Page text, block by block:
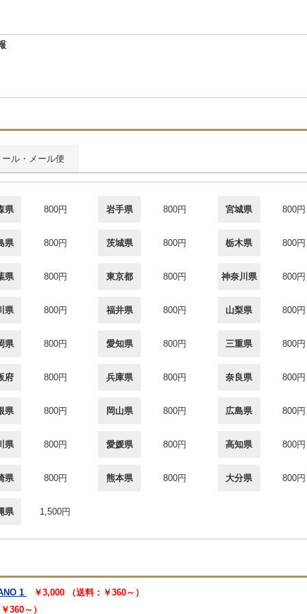
ル・メール便
県 800円 岩手県 800円 宮城県 800円
県 800円 茨城県 800円 栃木県 800円
県 800円 東京都 800円 神奈川県 800円
県 800円 福井県 800円 山梨県 800円
県 800円 愛知県 800円 三重県 800円
府 800円 兵庫県 800円 奈良県 800円
県 800円 岡山県 800円 広島県 800円
県 800円 愛媛県 800円 高知県 800円
県 800円 熊本県 800円 大分県 800円
県 1,500円
1
￥3,000 （送料：￥360～）
360～）